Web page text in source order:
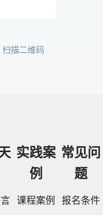
描二维码
实践案
例
课程案例
常见问
题
报名条件